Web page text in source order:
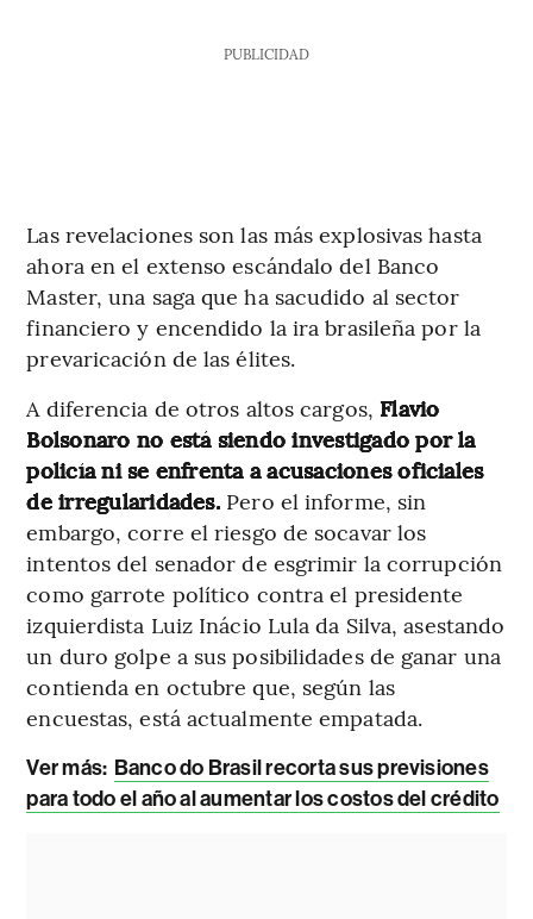
PUBLICIDAD
Las revelaciones son las más explosivas hasta
ahora en el extenso escándalo del Banco
Master, una saga que ha sacudido al sector
financiero y encendido la ira brasileña por la
prevaricación de las élites.
A diferencia de otros altos cargos, Flavio
Bolsonaro no está siendo investigado por la
policía ni se enfrenta a acusaciones oficiales
de irregularidades. Pero el informe, sin
embargo, corre el riesgo de socavar los
intentos del senador de esgrimir la corrupción
como garrote político contra el presidente
izquierdista Luiz Inácio Lula da Silva, asestando
un duro golpe a sus posibilidades de ganar una
contienda en octubre que, según las
encuestas, está actualmente empatada.
Ver más: Banco do Brasil recorta sus previsiones
para todo el año al aumentar los costos del crédito